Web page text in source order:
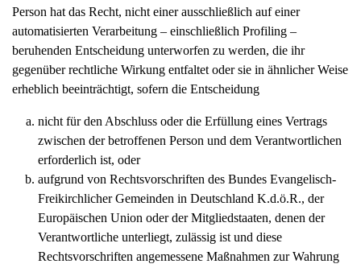
Person hat das Recht, nicht einer ausschließlich auf einer
automatisierten Verarbeitung – einschließlich Profiling –
beruhenden Entscheidung unterworfen zu werden, die ihr
gegenüber rechtliche Wirkung entfaltet oder sie in ähnlicher Weise
erheblich beeinträchtigt, sofern die Entscheidung
nicht für den Abschluss oder die Erfüllung eines Vertrags
zwischen der betroffenen Person und dem Verantwortlichen
erforderlich ist, oder
aufgrund von Rechtsvorschriften des Bundes Evangelisch-
Freikirchlicher Gemeinden in Deutschland K.d.ö.R., der
Europäischen Union oder der Mitgliedstaaten, denen der
Verantwortliche unterliegt, zulässig ist und diese
Rechtsvorschriften angemessene Maßnahmen zur Wahrung